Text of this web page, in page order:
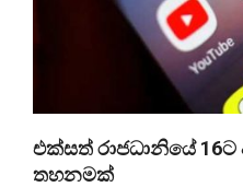
එක්සත් රාජධානියේ 16ට
තහනමක්